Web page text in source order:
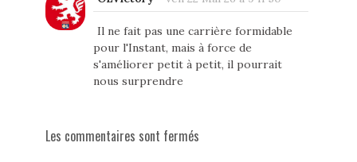
Il ne fait pas une carrière formidable
pour l'Instant, mais à force de
s'améliorer petit à petit, il pourrait
nous surprendre
Les commentaires sont fermés